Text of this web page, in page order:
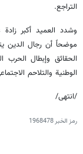
التراجع.
وشدد العميد أكبر زادة
موضحاً أن رجال الدين
الحقائق وإبطال الحرب
الوطنية والتلاحم
/انتهى/
رمز الخبر1968478